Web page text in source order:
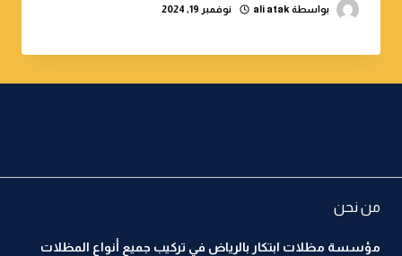
بواسطة ali atak نوفمبر 19, 2024
من نحن
مؤسسة مظلات ابتكار بالرياض في تركيب جميع أنواع المظلات